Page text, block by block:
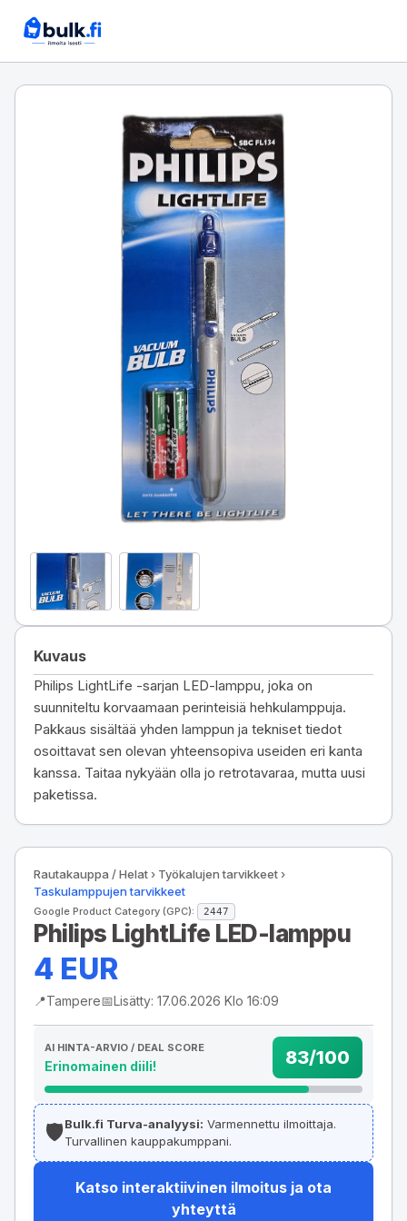
Kuvaus
Philips LightLife -sarjan LED-lamppu, joka on
suunniteltu korvaamaan perinteisiä hehkulamppuja.
Pakkaus sisältää yhden lamppun ja tekniset tiedot
osoittavat sen olevan yhteensopiva useiden eri kanta
kanssa. Taitaa nykyään olla jo retrotavaraa, mutta uusi
paketissa.
Rautakauppa / Helat › Työkalujen tarvikkeet ›
Taskulamppujen tarvikkeet
Google Product Category (GPC): 2447
Philips LightLife LED-lamppu
4 EUR
📍Tampere📅Lisätty: 17.06.2026 Klo 16:09
AI HINTA-ARVIO / DEAL SCORE
Erinomainen diili! 83/100
🛡️Bulk.fi Turva-analyysi: Varmennettu ilmoittaja.
Turvallinen kauppakumppani.
Katso interaktiivinen ilmoitus ja ota
yhteyttä